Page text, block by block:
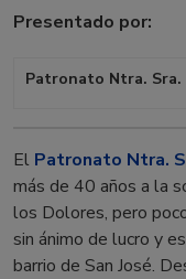
Presentado por:
Patronato Ntra.
El Patronato Ntra.
más de 40 años a la
los Dolores, pero
sin ánimo de lucro y
barrio de San José.